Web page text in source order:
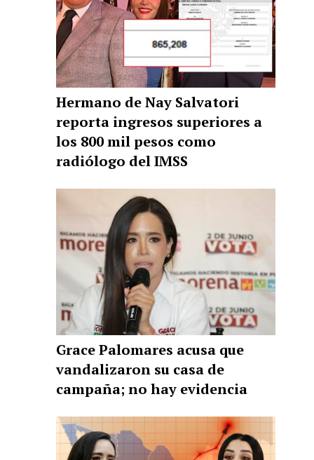
Hermano de Nay Salvatori
reporta ingresos superiores a
los 800 mil pesos como
radiólogo del IMSS
Grace Palomares acusa que
vandalizaron su casa de
campaña; no hay evidencia